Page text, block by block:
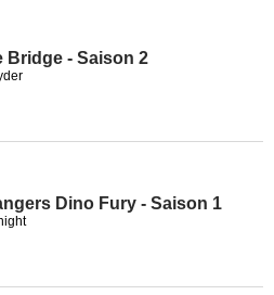
Bridge - Saison 2
Dino Fury - Saison 1